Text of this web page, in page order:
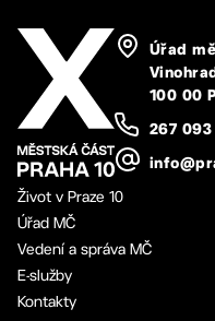
Úřad
100 00
267 093
Život v Praze 10
Úřad MČ
Vedení a správa MČ
E-služby
Kontakty